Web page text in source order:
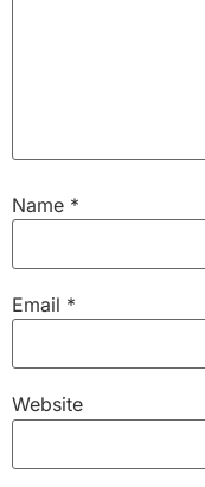
Name *
Email *
Website